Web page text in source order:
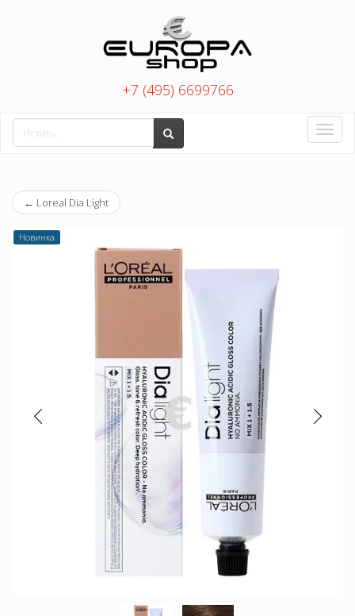
+7 (495) 6699766
Toggle
← Loreal Dia Light
Новинка